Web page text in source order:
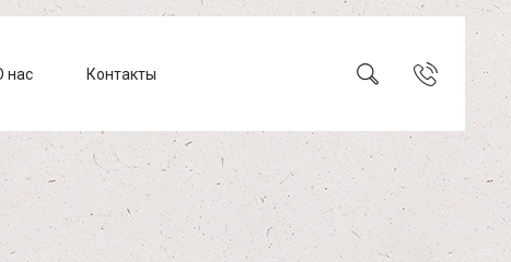
нас Контакты